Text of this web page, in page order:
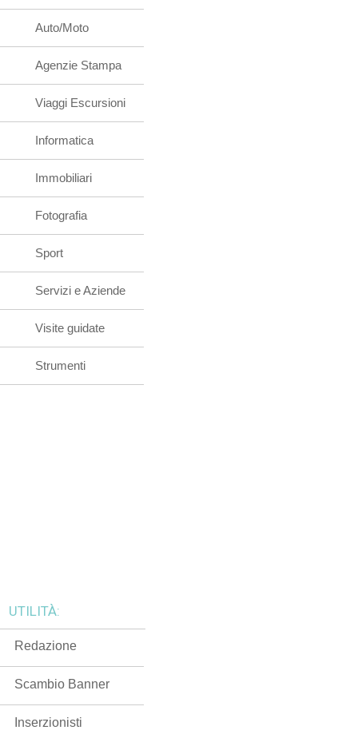
Auto/Moto
Agenzie Stampa
Viaggi Escursioni
Informatica
Immobiliari
Fotografia
Sport
Servizi e Aziende
Visite guidate
Strumenti
UTILITÀ:
Redazione
Scambio Banner
Inserzionisti